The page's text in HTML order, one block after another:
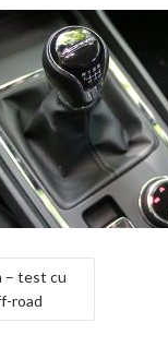
– test cu
road